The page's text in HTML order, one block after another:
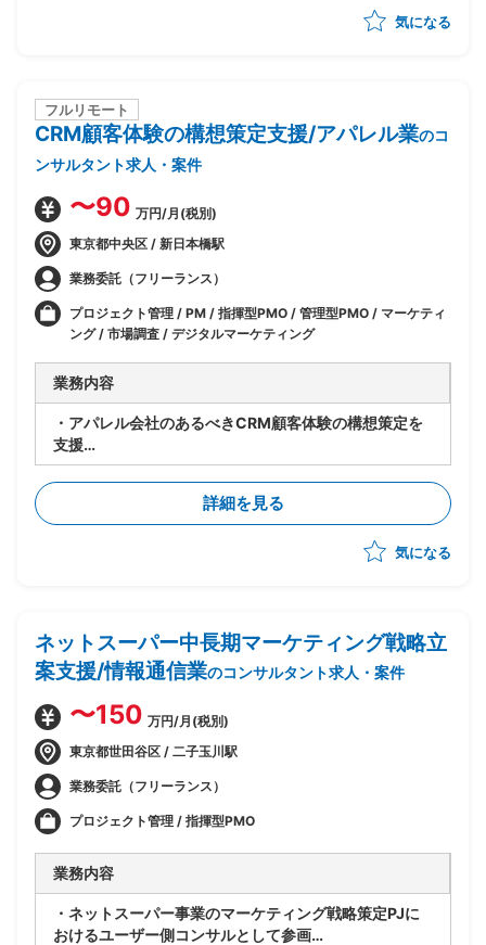
気になる
フルリモート
CRM顧客体験の構想策定支援/アパレル業のコ
ンサルタント求人・案件
〜90 万円/月(税別)
東京都中央区 / 新日本橋駅
業務委託（フリーランス）
プロジェクト管理 / PM / 指揮型PMO / 管理型PMO / マーケティ
ング / 市場調査 / デジタルマーケティング
業務内容
・アパレル会社のあるべきCRM顧客体験の構想策定を
支援
・CRM構想に関してエンドクライアント内の主要メン
バーの方と合意形成した上で
OMO機能を含めたあるべき姿を具体化
・幹部の合意を得るために、ユーザー調査、競合
MD(マーチャンダイジング)調査など行いながら、
どの商品ジャンルで市場ポジションを狙うか検討
→調査自体は、あまり難易度は高くなく、地道なディ
スクトップ調査がメインとなります。
・基幹システムを含めたシステム領域は、弊社コンサル
担当がおり、双方で連携しながら構想ロードマップを作
成していく
・CRM構想として期待されているポイントは、OMO機
能、EC機能、MA&CDP活用によるパーソナライズ
CRMなど
詳細を見る
気になる
ネットスーパー中長期マーケティング戦略立
案支援/情報通信業のコンサルタント求人・案件
〜150 万円/月(税別)
東京都世田谷区 / 二子玉川駅
業務委託（フリーランス）
プロジェクト管理 / 指揮型PMO
業務内容
・ネットスーパー事業のマーケティング戦略策定PJに
おけるユーザー側コンサルとして参画